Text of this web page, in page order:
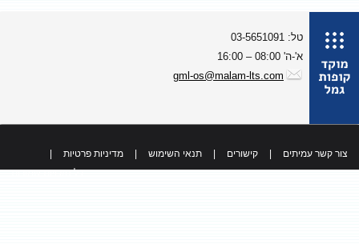
טל: 03-5651091
א'-ה' 08:00 – 16:00
gml-os@malam-lts.com
צור קשר עמיתים קישורים תנאי השימוש מדיניות פרטיות
כל הזכויות שמורות